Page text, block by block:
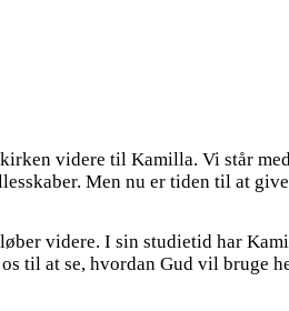
videre til Kamilla. Vi står
Men nu er tiden til at
videre. I sin studietid har
til at se, hvordan Gud vil bruge